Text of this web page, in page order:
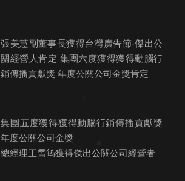
張美慧副董事長獲得台灣廣告節-傑出公
關經營人肯定 集團六度獲得獲得動腦行
銷傳播貢獻獎 年度公關公司金獎肯定
集團五度獲得獲得動腦行銷傳播貢獻獎
年度公關公司金獎
總經理王雪筠獲得傑出公關公司經營者